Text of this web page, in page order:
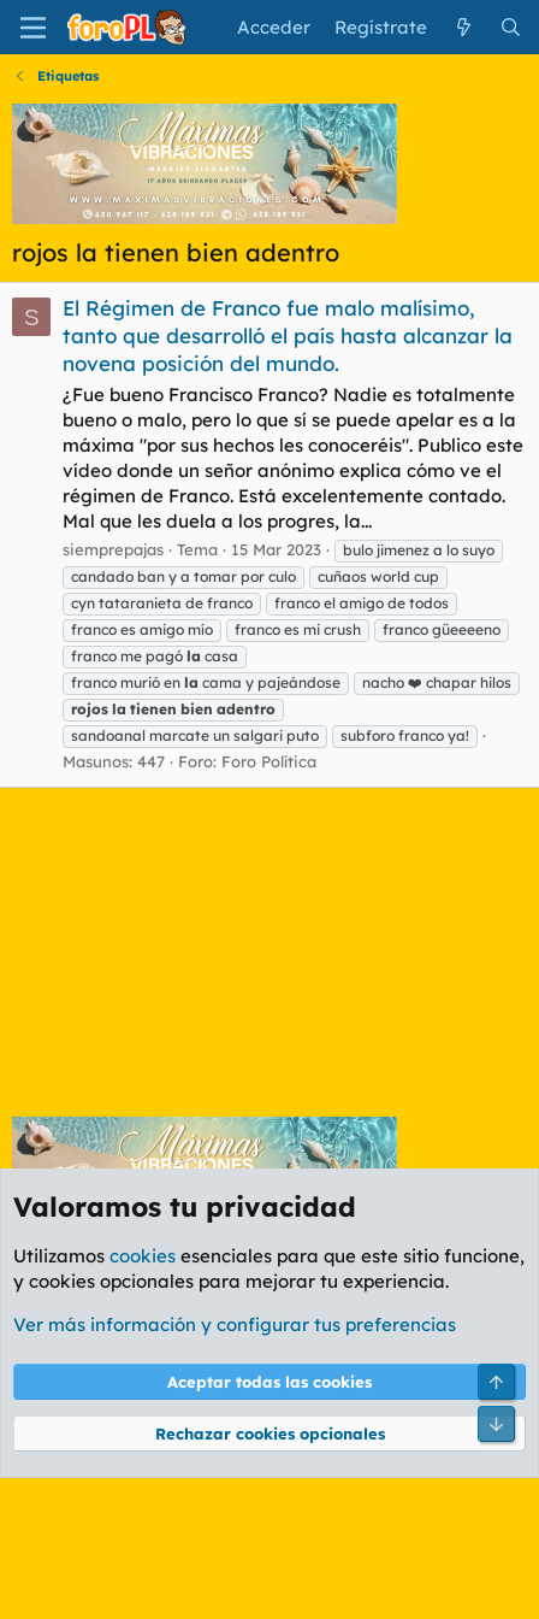
Acceder Regístrate
Etiquetas
rojos la tienen bien adentro
S
El Régimen de Franco fue malo malísimo,
tanto que desarrolló el país hasta alcanzar la
novena posición del mundo.
¿Fue bueno Francisco Franco? Nadie es totalmente
bueno o malo, pero lo que sí se puede apelar es a la
máxima "por sus hechos les conoceréis". Publico este
vídeo donde un señor anónimo explica cómo ve el
régimen de Franco. Está excelentemente contado.
Mal que les duela a los progres, la...
siemprepajas Tema 15 Mar 2023
bulo jimenez a lo suyo
candado ban y a tomar por culo
cuñaos world cup
cyn tataranieta de franco
franco el amigo de todos
franco es amigo mío
franco es mi crush
franco güeeeeno
franco me pagó la casa
franco murió en la cama y pajeándose
nacho ❤️ chapar hilos
rojos la tienen bien adentro
sandoanal marcate un salgari puto
subforo franco ya!
Masunos: 447 Foro: Foro Política
Etiquetas
Cookies
PL OLDSTYLE AMARILLO
Términos y reglas Política de privacidad Ayuda
Community platform by XenForo® © 2010-2026 XenForo Ltd.
Valoramos tu privacidad
Utilizamos cookies esenciales para que este sitio funcione,
y cookies opcionales para mejorar tu experiencia.
Ver más información y configurar tus preferencias
Aceptar todas las cookies
Rechazar cookies opcionales
Pie